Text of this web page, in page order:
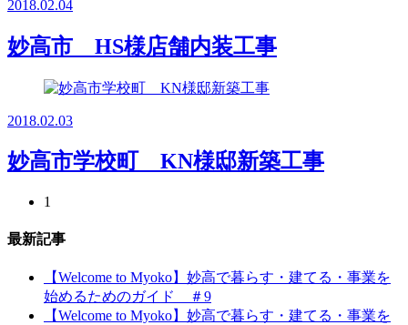
2018.02.04
妙高市 HS様店舗内装工事
2018.02.03
妙高市学校町 KN様邸新築工事
1
最新記事
【Welcome to Myoko】妙高で暮らす・建てる・事業を
始めるためのガイド ＃9
【Welcome to Myoko】妙高で暮らす・建てる・事業を